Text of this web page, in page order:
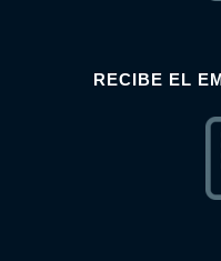
RECIBE EL